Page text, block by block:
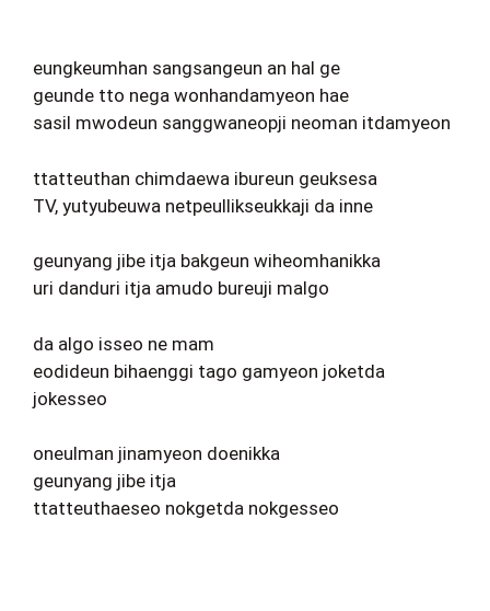
eungkeumhan sangsangeun an hal ge
geunde tto nega wonhandamyeon hae
sasil mwodeun sanggwaneopji neoman itdamyeon
ttatteuthan chimdaewa ibureun geuksesa
TV, yutyubeuwa netpeullikseukkaji da inne
geunyang jibe itja bakgeun wiheomhanikka
uri danduri itja amudo bureuji malgo
da algo isseo ne mam
eodideun bihaenggi tago gamyeon joketda
jokesseo
oneulman jinamyeon doenikka
geunyang jibe itja
ttatteuthaeseo nokgetda nokgesseo